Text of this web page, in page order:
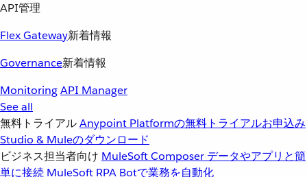
API管理
Flex Gateway新着情報
Governance新着情報
MonitoringAPI Manager
See all
無料トライアルAnypoint Platformの無料トライアルお申込み
Studio & Muleのダウンロード
ビジネス担当者向け MuleSoft Composer データやアプリと簡
単に接続 MuleSoft RPA Botで業務を自動化